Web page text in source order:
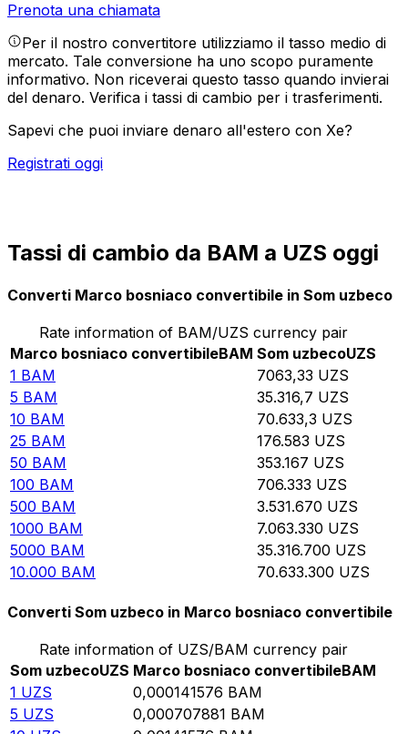
Prenota una chiamata
Per il nostro convertitore utilizziamo il tasso medio di
mercato. Tale conversione ha uno scopo puramente
informativo. Non riceverai questo tasso quando invierai
del denaro. Verifica i tassi di cambio per i trasferimenti.
Sapevi che puoi inviare denaro all'estero con Xe?
Registrati oggi
Tassi di cambio da BAM a UZS oggi
Converti Marco bosniaco convertibile in Som uzbeco
Rate information of BAM/UZS currency pair
Marco bosniaco convertibileBAM Som uzbecoUZS
1 BAM 7063,33 UZS
5 BAM 35.316,7 UZS
10 BAM 70.633,3 UZS
25 BAM 176.583 UZS
50 BAM 353.167 UZS
100 BAM 706.333 UZS
500 BAM 3.531.670 UZS
1000 BAM 7.063.330 UZS
5000 BAM 35.316.700 UZS
10.000 BAM 70.633.300 UZS
Converti Som uzbeco in Marco bosniaco convertibile
Rate information of UZS/BAM currency pair
Som uzbecoUZS Marco bosniaco convertibileBAM
1 UZS 0,000141576 BAM
5 UZS 0,000707881 BAM